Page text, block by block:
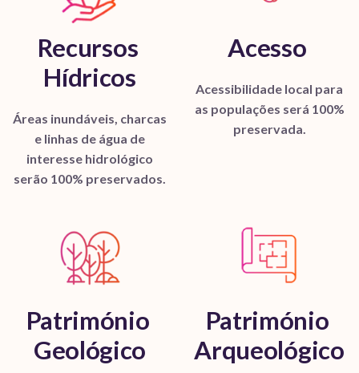
Recursos
Hídricos
Áreas inundáveis, charcas
e linhas de água de
interesse hidrológico
serão 100% preservados.
Acesso
Acessibilidade local para
as populações será 100%
preservada.
Património
Geológico
Património
Arqueológico